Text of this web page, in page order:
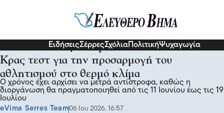
ΕιδήσειςΣέρρεςΣχόλια ΠολιτικήΨυχαγωγία
Μουντιάλ: Η ζέστη μπαίνει στο παιχνίδι -
Κρας τεστ για την προσαρμογή του
αθλητισμού στο θερμό κλίμα
Ο χρόνος έχει αρχίσει να μετρά αντίστροφα, καθώς η
διοργάνωση θα πραγματοποιηθεί από τις 11 Ιουνίου έως τις 19
Ιουλίου
eVima Serres Team06 Ιου 2026, 16:57